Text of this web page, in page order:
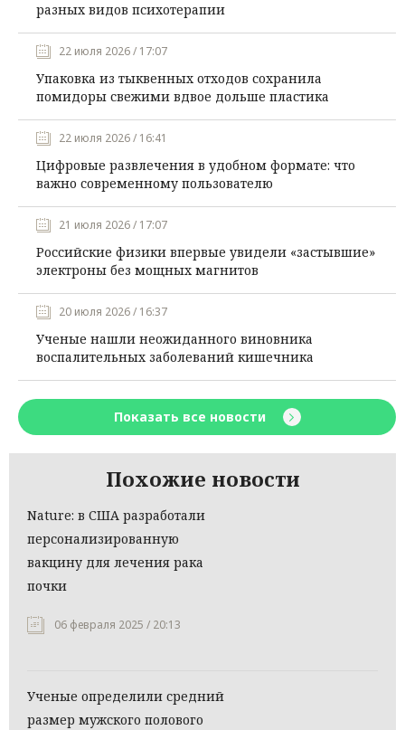
разных видов психотерапии
22 июля 2026 / 17:07
Упаковка из тыквенных отходов сохранила
помидоры свежими вдвое дольше пластика
22 июля 2026 / 16:41
Цифровые развлечения в удобном формате: что
важно современному пользователю
21 июля 2026 / 17:07
Российские физики впервые увидели «застывшие»
электроны без мощных магнитов
20 июля 2026 / 16:37
Ученые нашли неожиданного виновника
воспалительных заболеваний кишечника
Показать все новости
Похожие новости
Nature: в США разработали
персонализированную
вакцину для лечения рака
почки
06 февраля 2025 / 20:13
Ученые определили средний
размер мужского полового